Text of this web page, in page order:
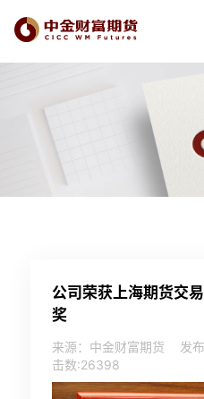
公司荣获上海期货交
奖
来源：中金财富期货 发
击数:26398